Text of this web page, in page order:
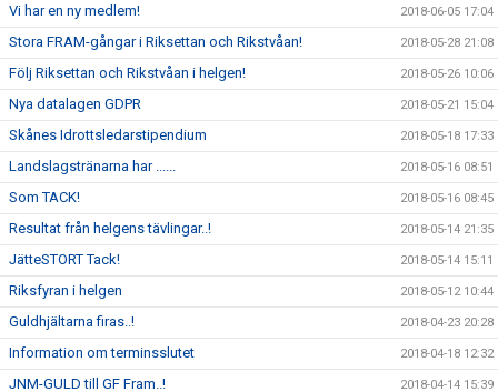
Vi har en ny medlem! 2018-06-05 17:04
Stora FRAM-gångar i Riksettan och Rikstvåan! 2018-05-28 21:08
Följ Riksettan och Rikstvåan i helgen! 2018-05-26 10:06
Nya datalagen GDPR 2018-05-21 15:04
Skånes Idrottsledarstipendium 2018-05-18 17:33
Landslagstränarna har ...... 2018-05-16 08:51
Som TACK! 2018-05-16 08:45
Resultat från helgens tävlingar..! 2018-05-14 21:35
JätteSTORT Tack! 2018-05-14 15:11
Riksfyran i helgen 2018-05-12 10:44
Guldhjältarna firas..! 2018-04-23 20:28
Information om terminsslutet 2018-04-18 12:32
JNM-GULD till GF Fram..! 2018-04-14 15:39